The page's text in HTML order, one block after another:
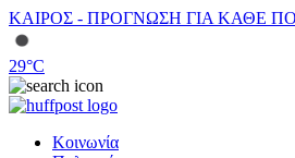
ΚΑΙΡΟΣ - ΠΡΟΓΝΩΣΗ ΓΙΑ ΚΑΘΕ
29°C
Κοινωνία